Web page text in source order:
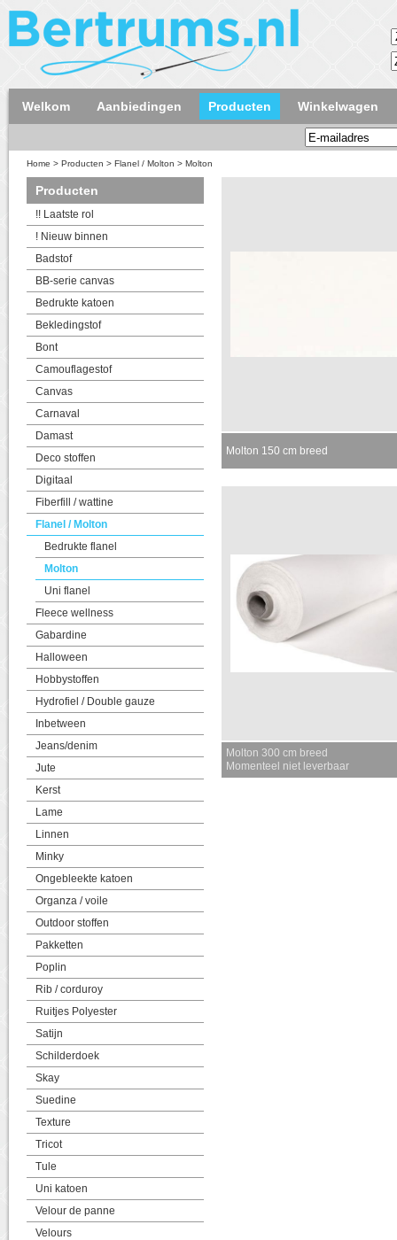
Welkom Aanbiedingen Producten Winkelwagen
Home > Producten > Flanel / Molton > Molton
Producten
!! Laatste rol
! Nieuw binnen
Badstof
BB-serie canvas
Bedrukte katoen
Bekledingstof
Bont
Camouflagestof
Canvas
Carnaval
Damast
Deco stoffen
Digitaal
Fiberfill / wattine
Flanel / Molton
Bedrukte flanel
Molton
Uni flanel
Fleece wellness
Gabardine
Halloween
Hobbystoffen
Hydrofiel / Double gauze
Inbetween
Jeans/denim
Jute
Kerst
Lame
Linnen
Minky
Ongebleekte katoen
Organza / voile
Outdoor stoffen
Pakketten
Poplin
Rib / corduroy
Ruitjes Polyester
Satijn
Schilderdoek
Skay
Suedine
Texture
Tricot
Tule
Uni katoen
Velour de panne
Velours
Molton 150 cm breed
Molton 300 cm breed
Momenteel niet leverbaar